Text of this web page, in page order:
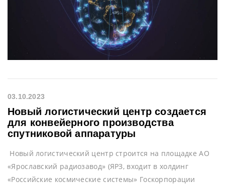
03.10.2023
Новый логистический центр создается
для конвейерного производства
спутниковой аппаратуры
Новый логистический центр строится на площадке АО
«Ярославский радиозавод» (ЯРЗ, входит в холдинг
«Российские космические системы» Госкорпорации